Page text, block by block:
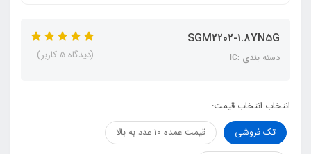
SGM2202-1.8YN5G
دسته بندی :IC (دیدگاه 5 کاربر)
انتخاب انتخاب قیمت:
تک فروشی
قیمت عمده 10 عدد به بالا